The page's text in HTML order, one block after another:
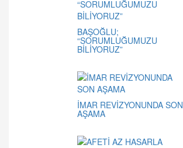
BAŞOĞLU;
“SORUMLUĞUMUZU
BİLİYORUZ”
İMAR REVİZYONUNDA SON
AŞAMA